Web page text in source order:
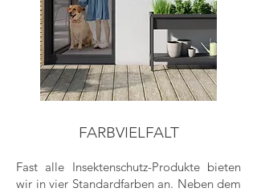
FARBVIELFALT
Fast alle Insektenschutz-Produkte bieten
wir in vier Standardfarben an. Neben dem